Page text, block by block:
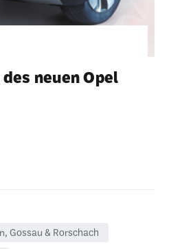
neuen Opel
Gossau & Rorschach